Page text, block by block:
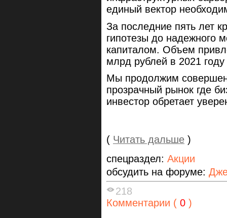
единый вектор
За последние пять лет
гипотезы до надежного
капиталом. Объем
млрд рублей в 2021
Мы продолжим
прозрачный рынок где
инвестор обретает
( Читать дальше )
спецраздел: Акции
обсудить на форуме:
218
Комментарии ( 0 )